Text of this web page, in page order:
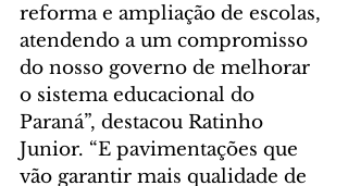
reforma e ampliação de escolas,
atendendo a um compromisso
do nosso governo de melhorar
o sistema educacional do
Paraná”, destacou Ratinho
Junior. “E pavimentações que
vão garantir mais qualidade de